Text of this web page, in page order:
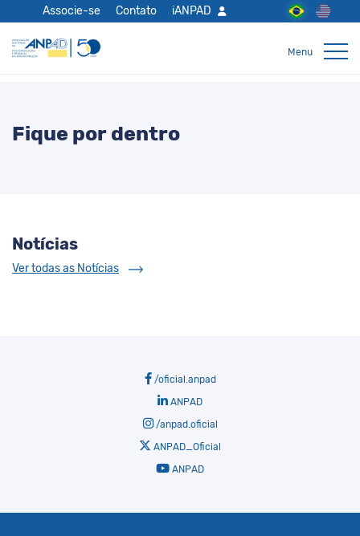
Associe-se Contato iANPAD
Fique por dentro
Notícias
Ver todas as Notícias
/oficial.anpad
ANPAD
/anpad.oficial
ANPAD_Oficial
ANPAD